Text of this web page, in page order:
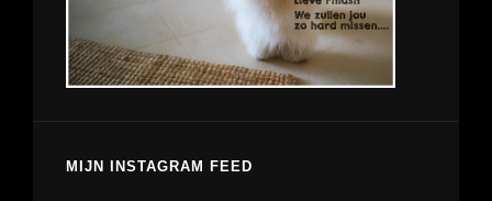
MIJN INSTAGRAM FEED